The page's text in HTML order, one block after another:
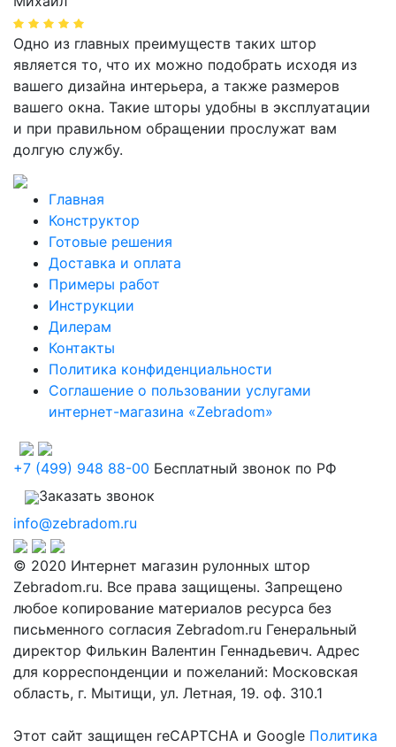
Одно из главных преимуществ таких штор
является то, что их можно подобрать исходя из
вашего дизайна интерьера, а также размеров
вашего окна. Такие шторы удобны в эксплуатации
и при правильном обращении прослужат вам
долгую службу.
Главная
Конструктор
Готовые решения
Доставка и оплата
Примеры работ
Инструкции
Дилерам
Контакты
Политика конфиденциальности
Соглашение о пользовании услугами
интернет-магазина «Zebradom»
+7 (499) 948 88-00 Бесплатный звонок по РФ
Заказать звонок
info@zebradom.ru
© 2020 Интернет магазин рулонных штор
Zebradom.ru. Все права защищены. Запрещено
любое копирование материалов ресурса без
письменного согласия Zebradom.ru Генеральный
директор Филькин Валентин Геннадьевич. Адрес
для корреспонденции и пожеланий: Московская
область, г. Мытищи, ул. Летная, 19. оф. 310.1
Этот сайт защищен reCAPTCHA и Google Политика